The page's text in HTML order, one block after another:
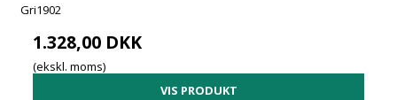
Gri1902
1.328,00 DKK
(ekskl. moms)
VIS PRODUKT